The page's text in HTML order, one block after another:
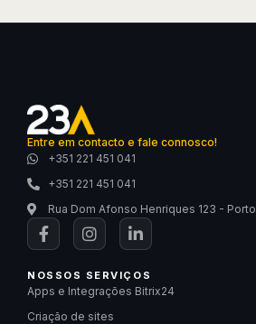
Entre em contacto e fale connosco!
+351 221 451 041
+351 221 451 041
Rua Dom Afonso Henriques 123 - Porto
NOSSOS SERVIÇOS
Apps e Integrações Bitrix24
Criação de sites